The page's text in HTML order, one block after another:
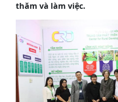
thăm và làm việc.